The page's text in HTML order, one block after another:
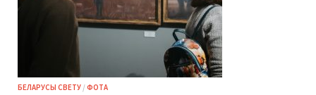
БЕЛАРУСЫ СВЕТУ /ФОТА